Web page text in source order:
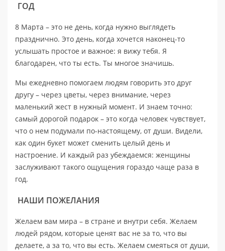
ГОД
8 Марта – это не день, когда нужно выглядеть
празднично. Это день, когда хочется наконец-то
услышать простое и важное: я вижу тебя. Я
благодарен, что ты есть. Ты многое значишь.
Мы ежедневно помогаем людям говорить это друг
другу – через цветы, через внимание, через
маленький жест в нужный момент. И знаем точно:
самый дорогой подарок – это когда человек чувствует,
что о нем подумали по-настоящему, от души. Видели,
как один букет может сменить целый день и
настроение. И каждый раз убеждаемся: женщины
заслуживают такого ощущения гораздо чаще раза в
год.
НАШИ ПОЖЕЛАНИЯ
Желаем вам мира – в стране и внутри себя. Желаем
людей рядом, которые ценят вас не за то, что вы
делаете, а за то, что вы есть. Желаем смеяться от души,